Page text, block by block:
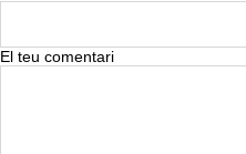
El teu comentari